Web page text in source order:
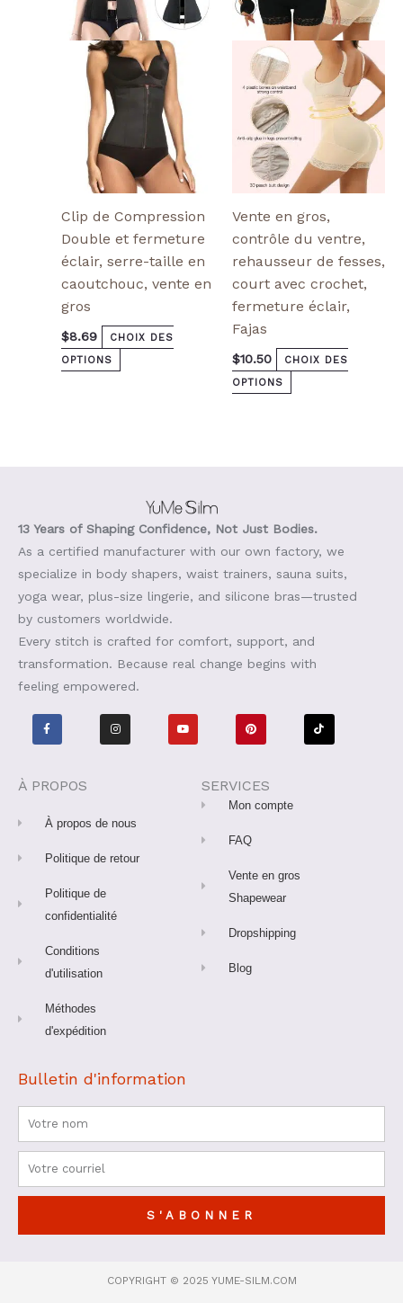
Clip de Compression
Double et fermeture
éclair, serre-taille en
caoutchouc, vente en
gros
$8.69
CHOIX DES
OPTIONS
Les
options
peuvent
être
choisies
la
page
de
produit
Vente en gros,
contrôle du ventre,
rehausseur de fesses,
court avec crochet,
fermeture éclair,
Fajas
$10.50
CHOIX DES
OPTIONS
Les
options
peuvent
être
choisies
sur
la
page
de
produit
13 Years of Shaping Confidence, Not Just Bodies.
As a certified manufacturer with our own factory, we
specialize in body shapers, waist trainers, sauna suits,
yoga wear, plus-size lingerie, and silicone bras—trusted
by customers worldwide.
Every stitch is crafted for comfort, support, and
transformation. Because real change begins with
feeling empowered.
F
a
c
e
o
k
I
n
s
t
Y
o
u
t
P
i
n
t
e
s
t
T
i
k
t
À PROPOS
À propos de nous
Politique de retour
Politique de
confidentialité
Conditions
d'utilisation
Méthodes
d'expédition
SERVICES
Mon compte
FAQ
Vente en gros
Shapewear
Dropshipping
Blog
Bulletin d'information
Nom
Courriel
S'ABONNER
COPYRIGHT © 2025 YUME-SILM.COM